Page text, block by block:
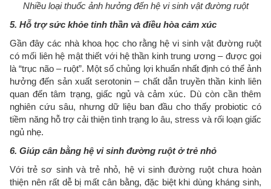
Nhiều loại thuốc ảnh hưởng đến hệ vi sinh vật đường ruột
5. Hỗ trợ sức khỏe tinh thần và điều hòa cảm xúc
Gần đây các nhà khoa học cho rằng hệ vi sinh vật đường ruột
có mối liên hệ mật thiết với hệ thần kinh trung ương – được gọi
là “trục não – ruột”. Một số chủng lợi khuẩn nhất định có thể ảnh
hưởng đến sản xuất serotonin – chất dẫn truyền thần kinh liên
quan đến tâm trạng, giấc ngủ và cảm xúc. Dù còn cần thêm
nghiên cứu sâu, nhưng dữ liệu ban đầu cho thấy probiotic có
tiềm năng hỗ trợ cải thiện tình trạng lo âu, stress và rối loạn giấc
ngủ nhẹ.
6. Giúp cân bằng hệ vi sinh đường ruột ở trẻ nhỏ
Với trẻ sơ sinh và trẻ nhỏ, hệ vi sinh đường ruột chưa hoàn
thiện nên rất dễ bị mất cân bằng, đặc biệt khi dùng kháng sinh,